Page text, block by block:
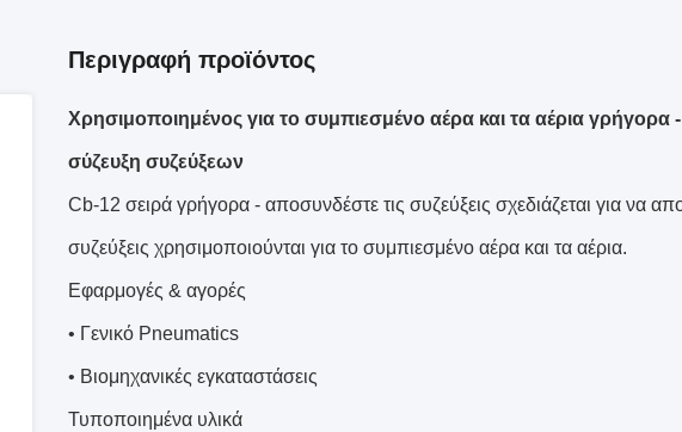
Περιγραφή προϊόντος
Χρησιμοποιημένος για το συμπιεσμένο αέρα και τα αέρια
σύζευξη συζεύξεων
Cb-12 σειρά γρήγορα - αποσυνδέστε τις συζεύξεις σχεδιάζεται για να
συζεύξεις χρησιμοποιούνται για το συμπιεσμένο αέρα και τα αέρια.
Εφαρμογές & αγορές
• Γενικό Pneumatics
• Βιομηχανικές εγκαταστάσεις
Τυποποιημένα υλικά